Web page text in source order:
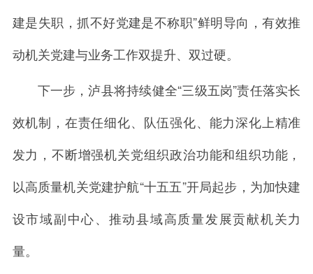
建是失职，抓不好党建是不称职”鲜明导向，有效推
动机关党建与业务工作双提升、双过硬。
下一步，泸县将持续健全“三级五岗”责任落实长
效机制，在责任细化、队伍强化、能力深化上精准
发力，不断增强机关党组织政治功能和组织功能，
以高质量机关党建护航“十五五”开局起步，为加快建
设市域副中心、推动县域高质量发展贡献机关力
量。